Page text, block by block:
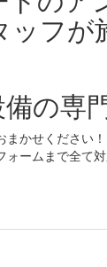
フが
の専
まかせください
ームまで全て対